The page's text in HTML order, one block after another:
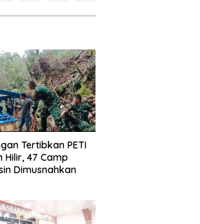
Tertibkan PETI
Hilir, 47 Camp
Dimusnahkan